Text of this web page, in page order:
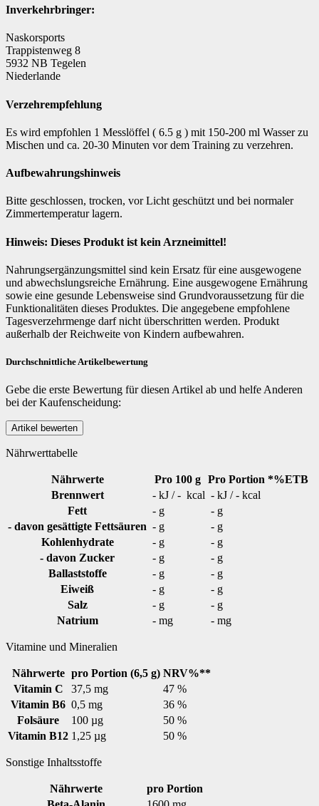
Inverkehrbringer:
Naskorsports
Trappistenweg 8
5932 NB Tegelen
Niederlande
Verzehrempfehlung
Es wird empfohlen 1 Messlöffel ( 6.5 g ) mit 150-200 ml Wasser zu
Mischen und ca. 20-30 Minuten vor dem Training zu verzehren.
Aufbewahrungshinweis
Bitte geschlossen, trocken, vor Licht geschützt und bei normaler
Zimmertemperatur lagern.
Hinweis: Dieses Produkt ist kein Arzneimittel!
Nahrungsergänzungsmittel sind kein Ersatz für eine ausgewogene
und abwechslungsreiche Ernährung. Eine ausgewogene Ernährung
sowie eine gesunde Lebensweise sind Grundvoraussetzung für die
Funktionalitäten dieses Produktes. Die angegebene empfohlene
Tagesverzehrmenge darf nicht überschritten werden. Produkt
außerhalb der Reichweite von Kindern aufbewahren.
Durchschnittliche Artikelbewertung
Gebe die erste Bewertung für diesen Artikel ab und helfe Anderen
bei der Kaufenscheidung:
Nährwerttabelle
Nährwerte Pro 100 g Pro Portion *%ETB
Brennwert
- kJ / - kcal - kJ / - kcal
Fett
- g
- g
- davon gesättigte Fettsäuren - g
- g
Kohlenhydrate
- g
- g
- davon Zucker
- g
- g
Ballaststoffe
- g
- g
Eiweiß
- g
- g
Salz
- g
- g
Natrium
- mg - mg
Vitamine und Mineralien
Nährwerte pro Portion (6,5 g) NRV%**
Vitamin C
37,5 mg
47 %
Vitamin B6 0,5 mg
36 %
Folsäure
100 µg
50 %
Vitamin B12 1,25 µg 50 %
Sonstige Inhaltsstoffe
Nährwerte
pro Portion